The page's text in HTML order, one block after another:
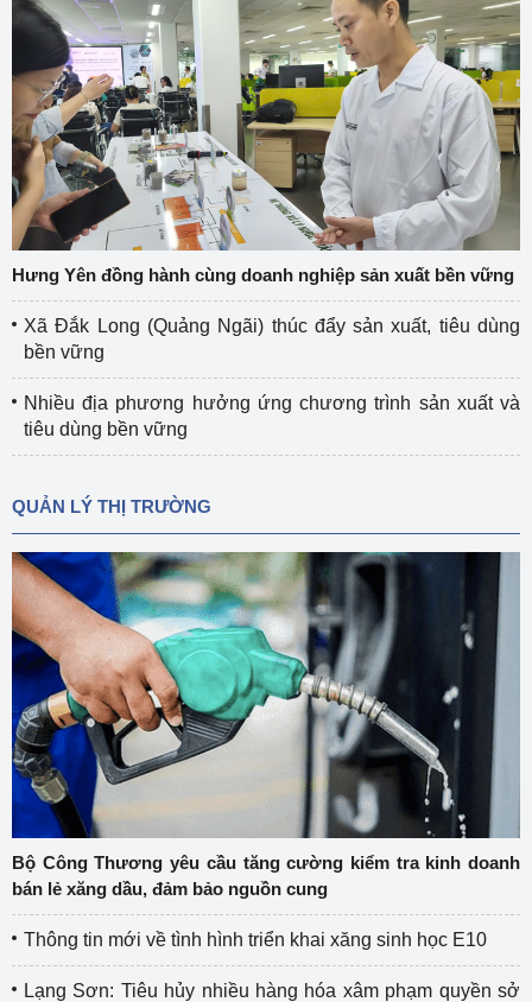
Hưng Yên đồng hành cùng doanh nghiệp sản xuất bền vững
Xã Đắk Long (Quảng Ngãi) thúc đẩy sản xuất, tiêu dùng
bền vững
Nhiều địa phương hưởng ứng chương trình sản xuất và
tiêu dùng bền vững
QUẢN LÝ THỊ TRƯỜNG
Bộ Công Thương yêu cầu tăng cường kiểm tra kinh doanh
bán lẻ xăng dầu, đảm bảo nguồn cung
Thông tin mới về tình hình triển khai xăng sinh học E10
Lạng Sơn: Tiêu hủy nhiều hàng hóa xâm phạm quyền sở